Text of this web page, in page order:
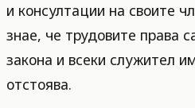
и консултации на своите
знае, че трудовите права
закона и всеки служител
отстоява.